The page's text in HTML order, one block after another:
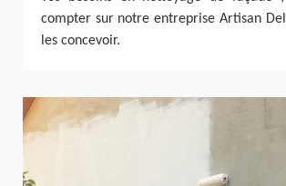
compter sur notre entreprise Artisan
les concevoir.